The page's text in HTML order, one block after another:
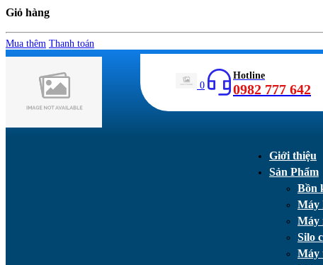
Giỏ hàng
Mua thêm Thanh toán
0
Hotline
0982 777 642
Giới thiệu
Sản Phẩm
Bồn
Máy
Máy
Silo
Máy